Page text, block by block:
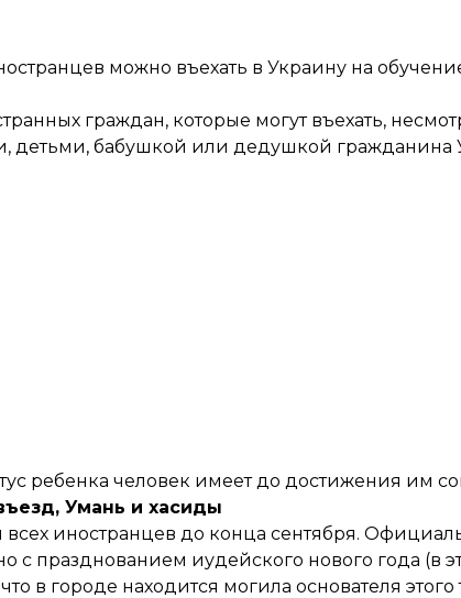
можно въехать в Украину на
граждан, которые могут въехать,
детьми, бабушкой или дедушкой гражданина
ребенка человек имеет до достижения им
Умань и хасиды
всех иностранцев до конца сентября.
с празднованием иудейского нового года (в
в городе находится могила основателя